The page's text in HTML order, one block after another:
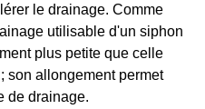
le drainage. Comme
utilisable d'un siphon
plus petite que celle
son allongement permet
de drainage.